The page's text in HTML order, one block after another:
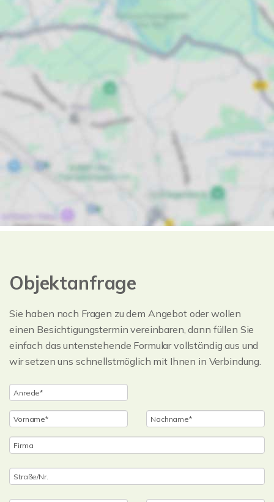
Objektanfrage
Sie haben noch Fragen zu dem Angebot oder wollen
einen Besichtigungstermin vereinbaren, dann füllen Sie
einfach das untenstehende Formular vollständig aus und
wir setzen uns schnellstmöglich mit Ihnen in Verbindung.